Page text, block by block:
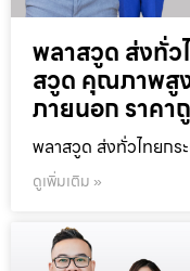
พลาสวูด ส่งทั่ว
สวูด คุณภาพสูง
ภายนอก ราค
พลาสวูด ส่งทั่วไทยกร
ดูเพิ่มเติม »